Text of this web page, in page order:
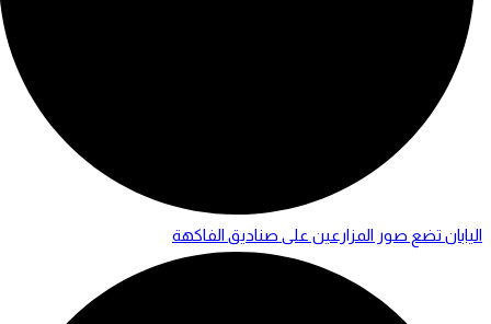
اليابان تضع صور المزارعين على صناديق الفاكهة